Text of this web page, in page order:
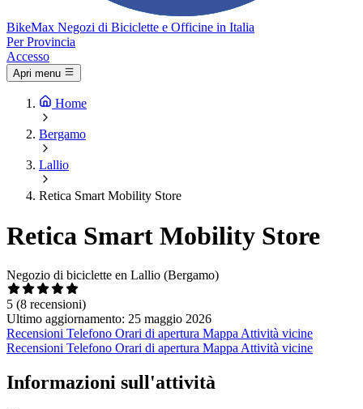
BikeMax Negozi di Biciclette e Officine in Italia
Per Provincia
Accesso
Apri menu
Home
Bergamo
Lallio
Retica Smart Mobility Store
Retica Smart Mobility Store
Negozio di biciclette en Lallio (Bergamo)
5 (8 recensioni)
Ultimo aggiornamento: 25 maggio 2026
Recensioni Telefono Orari di apertura Mappa Attività vicine
Recensioni Telefono Orari di apertura Mappa Attività vicine
Informazioni sull'attività